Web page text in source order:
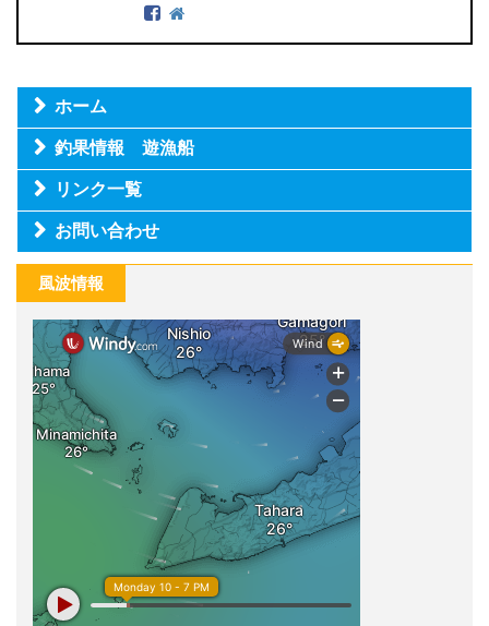
ホーム
釣果情報 遊漁船
リンク一覧
お問い合わせ
風波情報